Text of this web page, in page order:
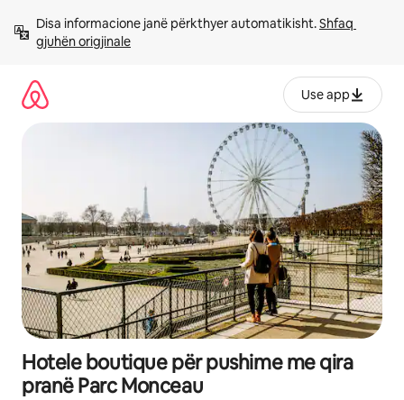
përmbajtja
Disa informacione janë përkthyer automatikisht. Shfaq
gjuhën origjinale
Use app
Hotele boutique për pushime me qira
pranë Parc Monceau